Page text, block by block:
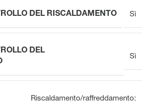
DEL RISCALDAMENTO Sì
DEL
Sì
Riscaldamento/raffreddamento: